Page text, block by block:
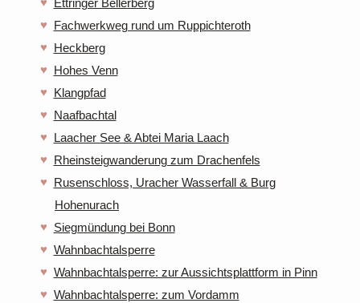
Ettringer Bellerberg
Fachwerkweg rund um Ruppichteroth
Heckberg
Hohes Venn
Klangpfad
Naafbachtal
Laacher See & Abtei Maria Laach
Rheinsteigwanderung zum Drachenfels
Rusenschloss, Uracher Wasserfall & Burg
Hohenurach
Siegmündung bei Bonn
Wahnbachtalsperre
Wahnbachtalsperre: zur Aussichtsplattform in Pinn
Wahnbachtalsperre: zum Vordamm